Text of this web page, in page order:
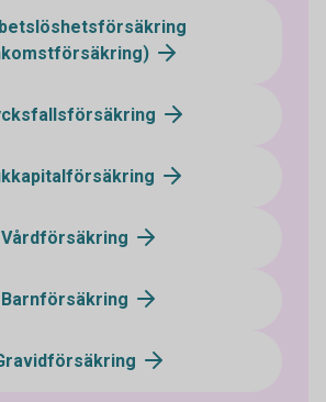
Vårdförsäkring
Barnförsäkring